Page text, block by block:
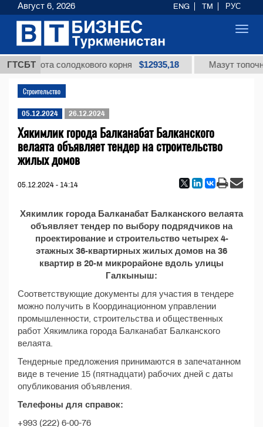
ГТСБТ
кислота солодкового корня $12935,18 Мазут
Строительство
05.12.2024 26.12.2024
Хякимлик города Балканабат Балканского
велаята объявляет тендер на строительство
жилых домов
05.12.2024 - 14:14
Хякимлик города Балканабат Балканского велаята
объявляет тендер по выбору подрядчиков на
проектирование и строительство четырех 4-
этажных 36-квартирных жилых домов на 36
квартир в 20-м микрорайоне вдоль улицы
Галкыныш:
Соответствующие документы для участия в тендере
можно получить в Координационном управлении
промышленности, строительства и общественных
работ Хякимлика города Балканабат Балканского
велаята.
Тендерные предложения принимаются в запечатанном
виде в течение 15 (пятнадцати) рабочих дней с даты
опубликования объявления.
Телефоны для справок:
+993 (222) 6-00-76
Август 6, 2026 ENG TM РУС